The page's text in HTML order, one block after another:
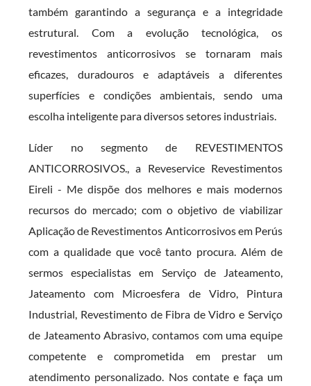
também garantindo a segurança e a integridade
estrutural. Com a evolução tecnológica, os
revestimentos anticorrosivos se tornaram mais
eficazes, duradouros e adaptáveis a diferentes
superfícies e condições ambientais, sendo uma
escolha inteligente para diversos setores industriais.
Líder no segmento de REVESTIMENTOS
ANTICORROSIVOS., a Reveservice Revestimentos
Eireli - Me dispõe dos melhores e mais modernos
recursos do mercado; com o objetivo de viabilizar
Aplicação de Revestimentos Anticorrosivos em Perús
com a qualidade que você tanto procura. Além de
sermos especialistas em Serviço de Jateamento,
Jateamento com Microesfera de Vidro, Pintura
Industrial, Revestimento de Fibra de Vidro e Serviço
de Jateamento Abrasivo, contamos com uma equipe
competente e comprometida em prestar um
atendimento personalizado. Nos contate e faça um